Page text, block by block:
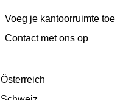
Voeg je kantoorruimte toe
Сontact met ons op
Österreich